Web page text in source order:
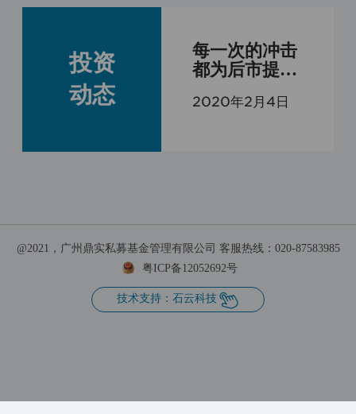
投资
动态
每一次的冲击
都为后市提供
会
2020年2月4日
@2021，广州鼎实私募基金管理有限公司 客服热线：020-87583985
粤ICP备12052692号
技术支持：石云科技